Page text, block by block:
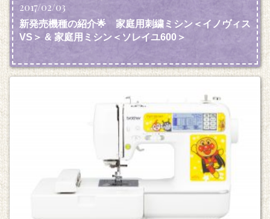
2017/02/03
新発売機種の紹介🌟 家庭用刺繍ミシン＜イノヴィス
VS＞ & 家庭用ミシン＜ソレイユ600＞